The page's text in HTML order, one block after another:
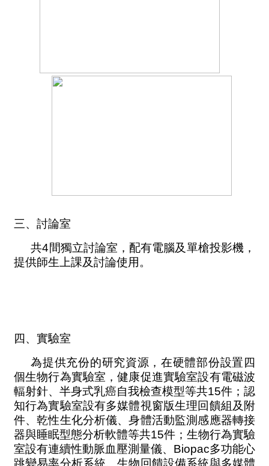
三、討論室
共4間獨立討論室，配有電腦及單槍投影機，
提供師生上課及討論使用。
四、實驗室
為提供充份的研究資源，在硬體部份設置四
個生物行為實驗室，健康促進實驗室設有電磁波
輻射針、半身式乳癌自我檢查模型等共15件；認
知行為實驗室設有多媒體視窗版生理回饋組及附
件、乾性生化分析儀、身體活動監測感應器轉接
器與睡眠型態分析軟體等共15件；生物行為實驗
室設有連續性動脈血壓測量儀、 Biopac多功能心
跳變易率分析系統、生物回饋設備系統與多媒體